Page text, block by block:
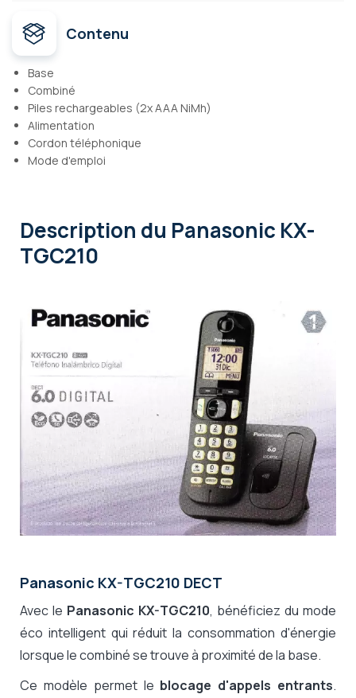
Contenu
Base
Combiné
Piles rechargeables (2x AAA NiMh)
Alimentation
Cordon téléphonique
Mode d'emploi
Description du Panasonic KX-
TGC210
Panasonic KX-TGC210 DECT
Avec le Panasonic KX-TGC210, bénéficiez du mode
éco intelligent qui réduit la consommation d'énergie
lorsque le combiné se trouve à proximité de la base.
Ce modèle permet le blocage d'appels entrants.